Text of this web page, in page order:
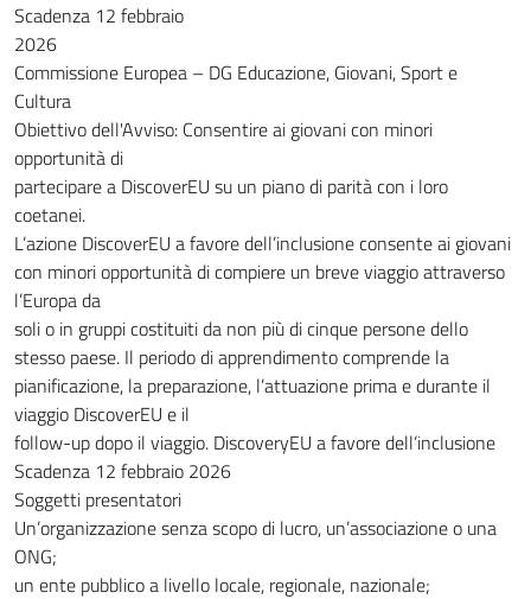
Scadenza 12 febbraio
2026
Commissione Europea – DG Educazione, Giovani, Sport e
Cultura
Obiettivo dell'Avviso: Consentire ai giovani con minori
opportunità di
partecipare a DiscoverEU su un piano di parità con i loro
coetanei.
L’azione DiscoverEU a favore dell’inclusione consente ai giovani
con minori opportunità di compiere un breve viaggio attraverso
l’Europa da
soli o in gruppi costituiti da non più di cinque persone dello
stesso paese. Il periodo di apprendimento comprende la
pianificazione, la preparazione, l’attuazione prima e durante il
viaggio DiscoverEU e il
follow-up dopo il viaggio. DiscoveryEU a favore dell’inclusione
Scadenza 12 febbraio 2026
Soggetti presentatori
Un’organizzazione senza scopo di lucro, un’associazione o una
ONG;
un ente pubblico a livello locale, regionale, nazionale;